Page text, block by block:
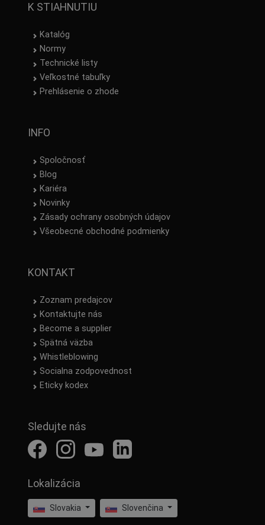
K STIAHNUTIU
Katalóg
Normy
Technické listy
Veľkostné tabuľky
Prehlásenie o zhode
INFO
Spoločnosť
Blog
Kariéra
Novinky
Zásady ochrany osobných údajov
Všeobecné obchodné podmienky
KONTAKT
Zoznam predajcov
Kontaktujte nás
Become a supplier
Spätná väzba
Whistleblowing
Socialna zodpovednost
Eticky kodex
Sledujte nás
Lokalizácia
Slovakia Slovenčina